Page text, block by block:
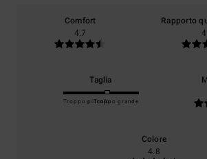
Comfort
4.7
Rapporto
Taglia
Troppo piccoloTroppo grande
Colore
4.8